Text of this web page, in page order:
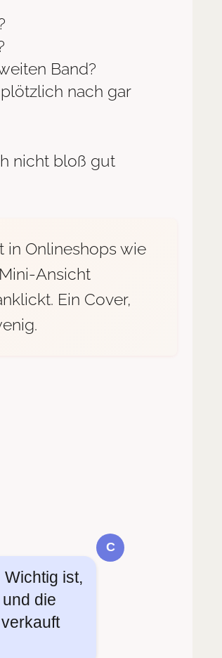
Band?
nach gar
nicht bloß gut
in Onlineshops wie
Ansicht
Ein Cover,
ist,
die
C